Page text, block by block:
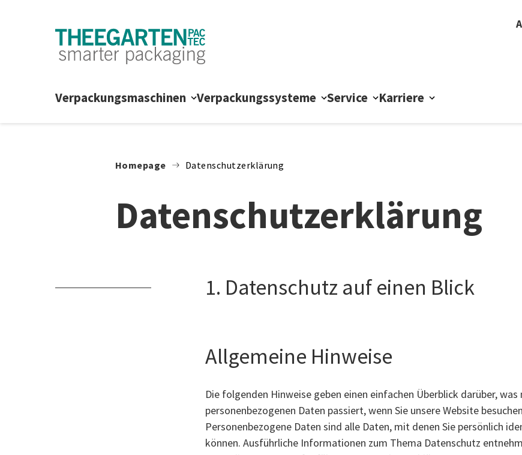
Verpackungsmaschinen Verpackungssysteme Service Karriere
Homepage Datenschutzerklärung
Datenschutzerklärung
1. Datenschutz auf einen Blick
Allgemeine Hinweise
Die folgenden Hinweise geben einen einfachen Überblick darüber,
personenbezogenen Daten passiert, wenn Sie unsere Website
Personenbezogene Daten sind alle Daten, mit denen Sie persönlich
können. Ausführliche Informationen zum Thema Datenschutz